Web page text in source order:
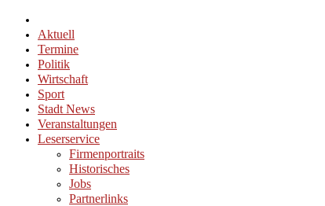
Aktuell
Termine
Politik
Wirtschaft
Sport
Stadt News
Veranstaltungen
Leserservice
Firmenportraits
Historisches
Jobs
Partnerlinks